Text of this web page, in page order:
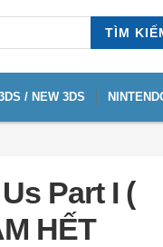
TÌM
/ NEW 3DS
Part I (
HẾT